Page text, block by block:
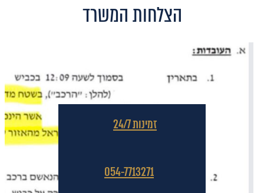
הצלחות המשרד
זמינות 24/7
054-7713271